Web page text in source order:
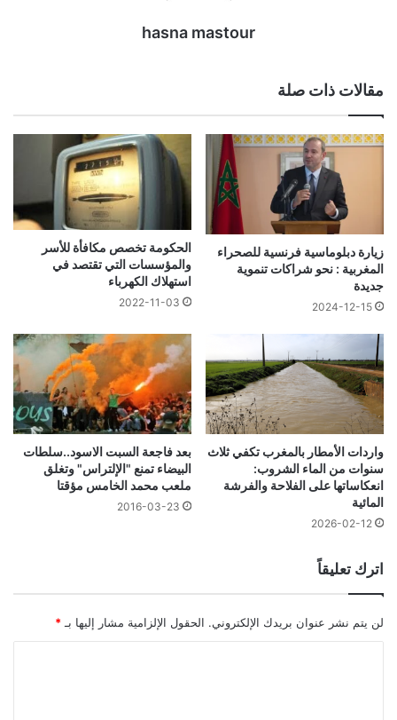
hasna mastour
مقالات ذات صلة
زيارة دبلوماسية فرنسية للصحراء
المغربية : نحو شراكات تنموية
جديدة
2024-12-15
الحكومة تخصص مكافأة للأسر
والمؤسسات التي تقتصد في
استهلاك الكهرباء
2022-11-03
واردات الأمطار بالمغرب تكفي ثلاث
سنوات من الماء الشروب:
انعكاساتها على الفلاحة والفرشة
المائية
2026-02-12
بعد فاجعة السبت الاسود..سلطات
البيضاء تمنع "الإلتراس" وتغلق
ملعب محمد الخامس مؤقتا
2016-03-23
اترك تعليقاً
لن يتم نشر عنوان بريدك الإلكتروني. الحقول الإلزامية مشار إليها بـ *